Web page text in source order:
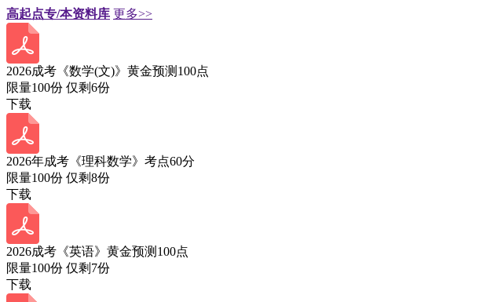
高起点专/本资料库 更多>>
2026成考《数学(文)》黄金预测100点
限量100份 仅剩6份
下载
2026年成考《理科数学》考点60分
限量100份 仅剩8份
下载
2026成考《英语》黄金预测100点
限量100份 仅剩 7份
下载